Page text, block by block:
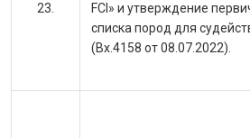
FCI» и утверждение
списка пород для
(Вх.4158 от 08.07.2022).